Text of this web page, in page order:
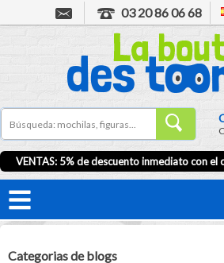
03 20 86 06 68
VENTAS: 5% de descuento inmediato con
Categorias de blogs